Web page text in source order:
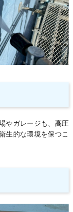
やガレージも、高圧
生的な環境を保つこ